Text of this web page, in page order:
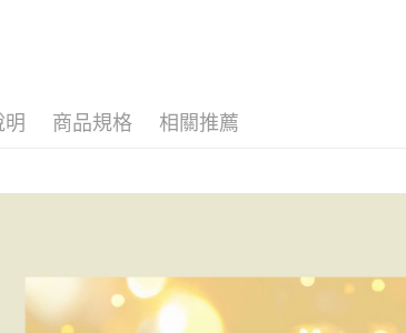
明 商品規格 相關推薦